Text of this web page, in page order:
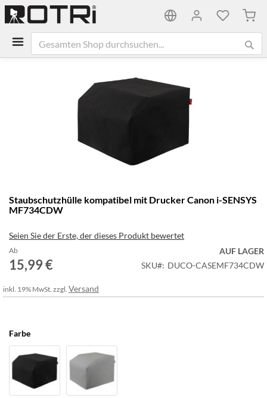
Anfang
der
springen
Staubschutzhülle kompatibel mit Drucker Canon i-SENSYS
MF734CDW
Seien Sie der Erste, der dieses Produkt bewertet
Ab
15,99 €
AUF LAGER
SKU
DUCO-CASEMF734CDW
inkl. 19% MwSt. zzgl. Versand
Farbe